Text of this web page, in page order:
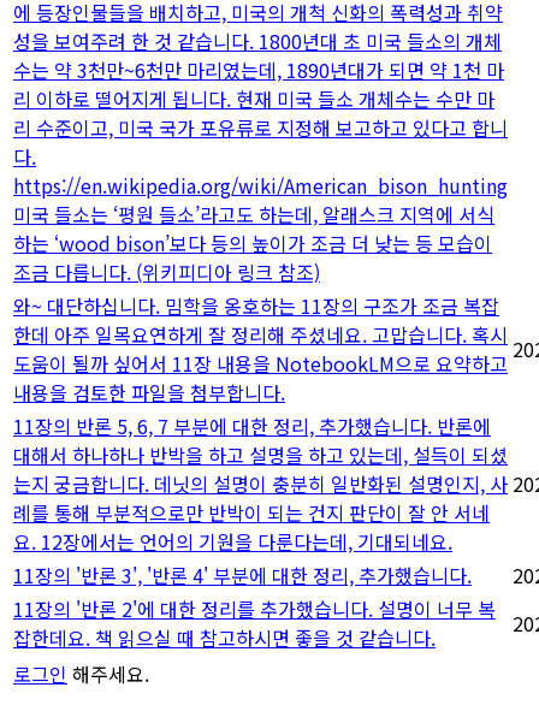
에 등장인물들을 배치하고, 미국의 개척 신화의 폭력성과 취약
성을 보여주려 한 것 같습니다. 1800년대 초 미국 들소의 개체
수는 약 3천만~6천만 마리였는데, 1890년대가 되면 약 1천 마
리 이하로 떨어지게 됩니다. 현재 미국 들소 개체수는 수만 마
리 수준이고, 미국 국가 포유류로 지정해 보고하고 있다고 합니
다.
https://en.wikipedia.org/wiki/American_bison_hunting
미국 들소는 ‘평원 들소’라고도 하는데, 알래스크 지역에 서식
하는 ‘wood bison’보다 등의 높이가 조금 더 낮는 등 모습이
조금 다릅니다. (위키피디아 링크 참조)
와~ 대단하십니다. 밈학을 옹호하는 11장의 구조가 조금 복잡
한데 아주 일목요연하게 잘 정리해 주셨네요. 고맙습니다. 혹시
도움이 될까 싶어서 11장 내용을 NotebookLM으로 요약하고
내용을 검토한 파일을 첨부합니다.
11장의 반론 5, 6, 7 부분에 대한 정리, 추가했습니다. 반론에
대해서 하나하나 반박을 하고 설명을 하고 있는데, 설득이 되셨
는지 궁금합니다. 데닛의 설명이 충분히 일반화된 설명인지, 사
례를 통해 부분적으로만 반박이 되는 건지 판단이 잘 안 서네
요. 12장에서는 언어의 기원을 다룬다는데, 기대되네요.
11장의 '반론 3', '반론 4' 부분에 대한 정리, 추가했습니다.
11장의 '반론 2'에 대한 정리를 추가했습니다. 설명이 너무 복
잡한데요. 책 읽으실 때 참고하시면 좋을 것 같습니다.
로그인 해주세요.